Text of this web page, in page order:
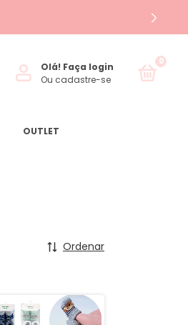
Olá! Faça login
Ou cadastre-se
0
OUTLET
Ordenar